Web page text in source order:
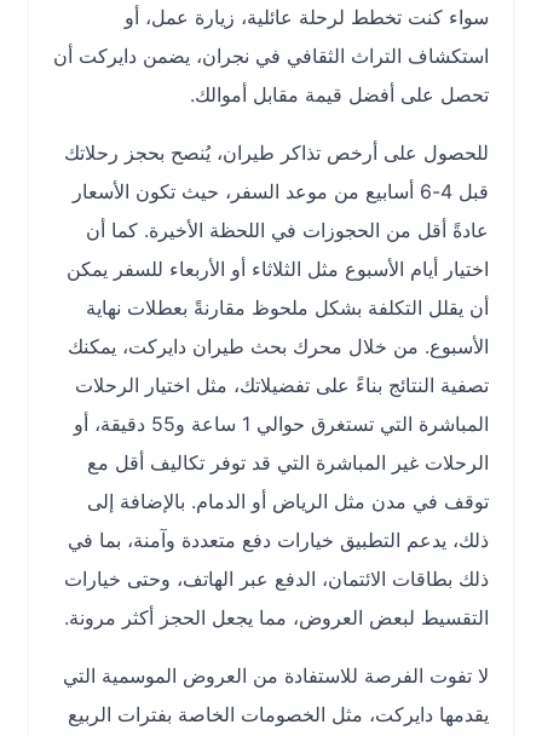
سواء كنت تخطط لرحلة عائلية، زيارة عمل، أو
استكشاف التراث الثقافي في نجران، يضمن دايركت أن
تحصل على أفضل قيمة مقابل أموالك.
للحصول على أرخص تذاكر طيران، يُنصح بحجز رحلاتك
قبل 4-6 أسابيع من موعد السفر، حيث تكون الأسعار
عادةً أقل من الحجوزات في اللحظة الأخيرة. كما أن
اختيار أيام الأسبوع مثل الثلاثاء أو الأربعاء للسفر يمكن
أن يقلل التكلفة بشكل ملحوظ مقارنةً بعطلات نهاية
الأسبوع. من خلال محرك بحث طيران دايركت، يمكنك
تصفية النتائج بناءً على تفضيلاتك، مثل اختيار الرحلات
المباشرة التي تستغرق حوالي 1 ساعة و55 دقيقة، أو
الرحلات غير المباشرة التي قد توفر تكاليف أقل مع
توقف في مدن مثل الرياض أو الدمام. بالإضافة إلى
ذلك، يدعم التطبيق خيارات دفع متعددة وآمنة، بما في
ذلك بطاقات الائتمان، الدفع عبر الهاتف، وحتى خيارات
التقسيط لبعض العروض، مما يجعل الحجز أكثر مرونة.
لا تفوت الفرصة للاستفادة من العروض الموسمية التي
يقدمها دايركت، مثل الخصومات الخاصة بفترات الربيع